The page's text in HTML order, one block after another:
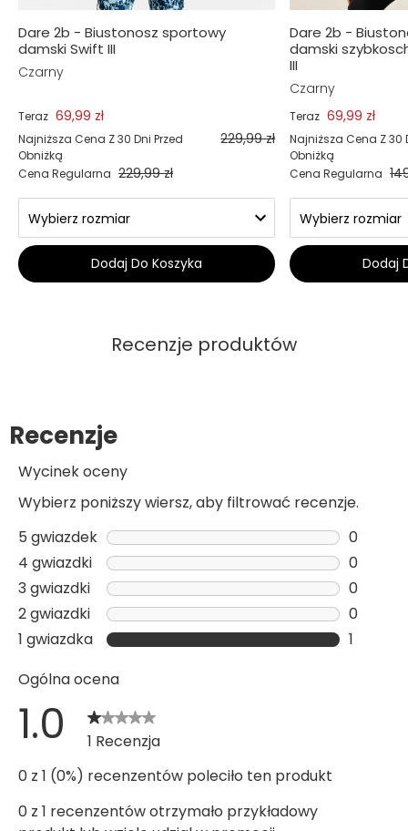
Dare 2b - Biustonosz sportowy
damski Swift III
Czarny
Teraz 69,99 zł
Najniższa Cena Z 30 Dni Przed
Obniżką
229,99 zł
Cena Regularna 229,99 zł
Dodaj Do Koszyka
Dare 2b -
damski
III
Czarny
Teraz 69,99 zł
Najniższa Cena Z 30
Obniżką
Cena Regularna
Dodaj
Recenzje produktów